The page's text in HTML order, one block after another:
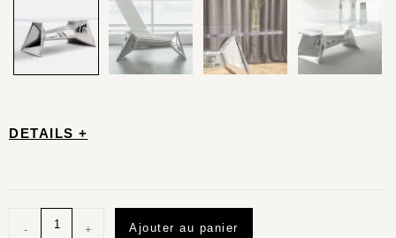
DETAILS +
- + Ajouter au panier